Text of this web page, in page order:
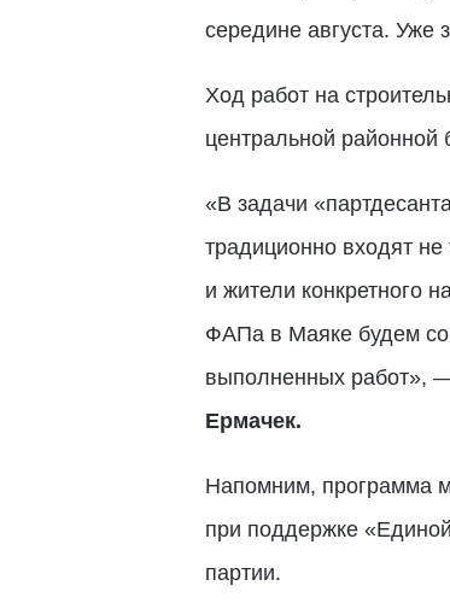
середине августа. Уже
Ход работ на
центральной районной
«В задачи
традиционно входят
и жители конкретного
ФАПа в Маяке будем
выполненных работ», —
Ермачек.
Напомним, программа
при поддержке
партии.